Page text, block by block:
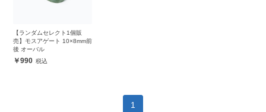
【ランダムセレクト1個販
売】モスアゲート 10×8mm前
後 オーバル
990
1